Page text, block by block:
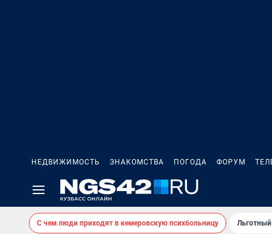
НЕДВИЖИМОСТЬ ЗНАКОМСТВА ПОГОДА ФОРУМ
С чем люди приходят в кемеровскую психбольницу